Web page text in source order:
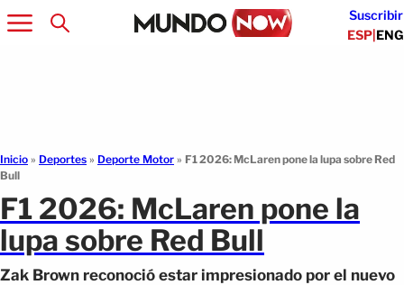
Suscribir
ESP|ENG
Inicio » Deportes » Deporte Motor » F1 2026: McLaren pone la lupa sobre Red
Bull
F1 2026: McLaren pone la
lupa sobre Red Bull
Zak Brown reconoció estar impresionado por el nuevo